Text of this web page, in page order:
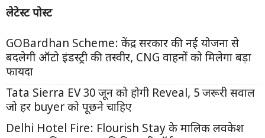
लेटेस्ट पोस्ट
GOBardhan Scheme: केंद्र सरकार की नई योजना से
बदलेगी ऑटो इंडस्ट्री की तस्वीर, CNG वाहनों को मिलेगा बड़ा
फायदा
Tata Sierra EV 30 जून को होगी Reveal, 5 जरूरी सवाल
जो हर buyer को पूछने चाहिए
Delhi Hotel Fire: Flourish Stay के मालिक लवकेश